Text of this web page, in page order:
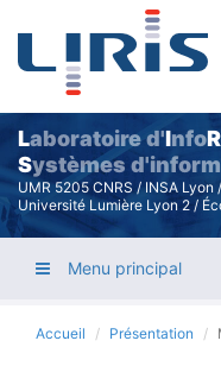
Laboratoire d'InfoR
Systèmes
UMR 5205 CNRS / INSA
Université Lumière Lyon 2 /
Menu principal
Accueil Présentation